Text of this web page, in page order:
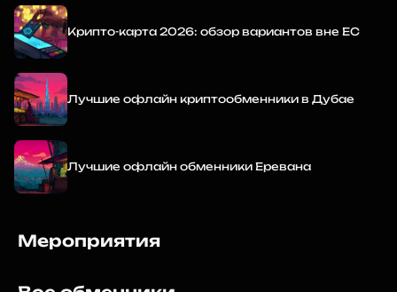
Мероприятия
Крипто-карта 2026: обзор вариантов вне ЕС
Лучшие офлайн криптообменники в Дубае
Лучшие офлайн обменники Еревана